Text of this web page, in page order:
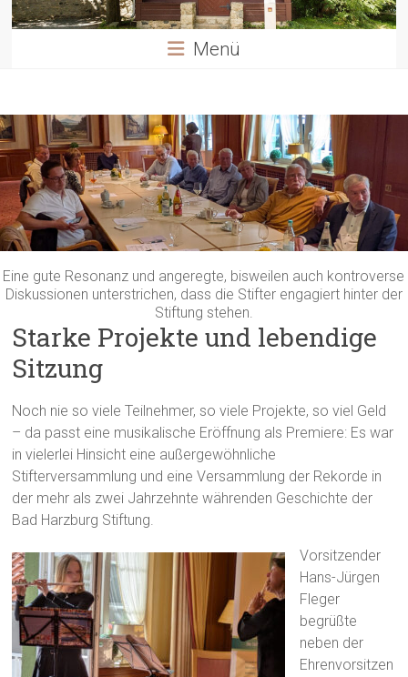
Menü
Eine gute Resonanz und angeregte, bisweilen auch kontroverse
Diskussionen unterstrichen, dass die Stifter engagiert hinter der
Stiftung stehen.
Starke Projekte und lebendige
Sitzung
Noch nie so viele Teilnehmer, so viele Projekte, so viel Geld
– da passt eine musikalische Eröffnung als Premiere: Es war
in vielerlei Hinsicht eine außergewöhnliche
Stifterversammlung und eine Versammlung der Rekorde in
der mehr als zwei Jahrzehnte währenden Geschichte der
Bad Harzburg Stiftung.
Vorsitzender
Hans-Jürgen
Fleger
begrüßte
neben der
Ehrenvorsitzen